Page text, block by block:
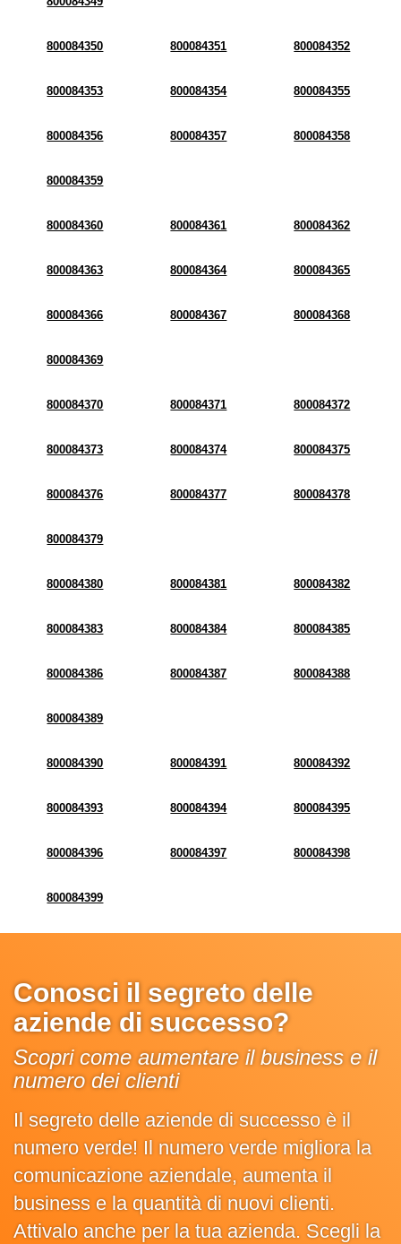
800084350 800084351 800084352
800084353 800084354 800084355
800084356 800084357 800084358
800084359
800084360 800084361 800084362
800084363 800084364 800084365
800084366 800084367 800084368
800084369
800084370 800084371 800084372
800084373 800084374 800084375
800084376 800084377 800084378
800084379
800084380 800084381 800084382
800084383 800084384 800084385
800084386 800084387 800084388
800084389
800084390 800084391 800084392
800084393 800084394 800084395
800084396 800084397 800084398
800084399
Conosci il segreto delle
aziende di successo?
Scopri come aumentare il business e il
numero dei clienti
Il segreto delle aziende di successo è il
numero verde! Il numero verde migliora la
comunicazione aziendale, aumenta il
business e la quantità di nuovi clienti.
Attivalo anche per la tua azienda. Scegli la